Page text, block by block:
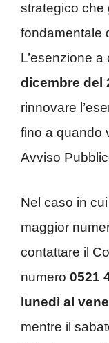
strategico che
fondamentale
L’esenzione
dicembre del
rinnovare
fino a quando
Avviso
Nel caso in
maggior
contattare il
numero 0521
lunedì al
mentre il